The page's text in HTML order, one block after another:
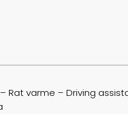
Rat varme – Driving